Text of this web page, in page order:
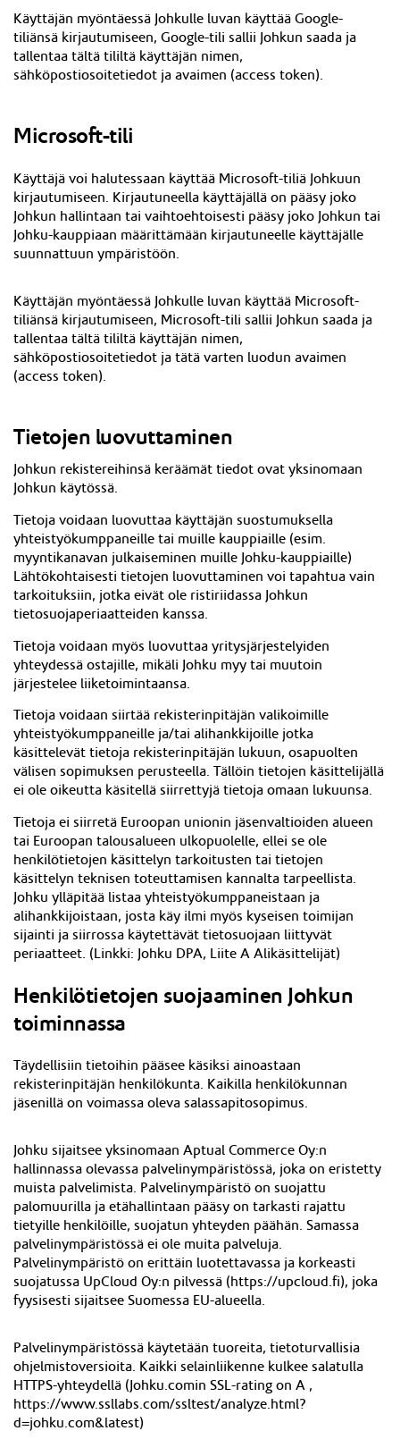
Käyttäjän myöntäessä Johkulle luvan käyttää Google-
tiliänsä kirjautumiseen, Google-tili sallii Johkun saada ja
tallentaa tältä tililtä käyttäjän nimen,
sähköpostiosoitetiedot ja avaimen (access token).
Microsoft-tili
Käyttäjä voi halutessaan käyttää Microsoft-tiliä Johkuun
kirjautumiseen. Kirjautuneella käyttäjällä on pääsy joko
Johkun hallintaan tai vaihtoehtoisesti pääsy joko Johkun tai
Johku-kauppiaan määrittämään kirjautuneelle käyttäjälle
suunnattuun ympäristöön.
Käyttäjän myöntäessä Johkulle luvan käyttää Microsoft-
tiliänsä kirjautumiseen, Microsoft-tili sallii Johkun saada ja
tallentaa tältä tililtä käyttäjän nimen,
sähköpostiosoitetiedot ja tätä varten luodun avaimen
(access token).
Tietojen luovuttaminen
Johkun rekistereihinsä keräämät tiedot ovat yksinomaan
Johkun käytössä.
Tietoja voidaan luovuttaa käyttäjän suostumuksella
yhteistyökumppaneille tai muille kauppiaille (esim.
myyntikanavan julkaiseminen muille Johku-kauppiaille)
Lähtökohtaisesti tietojen luovuttaminen voi tapahtua vain
tarkoituksiin, jotka eivät ole ristiriidassa Johkun
tietosuojaperiaatteiden kanssa.
Tietoja voidaan myös luovuttaa yritysjärjestelyiden
yhteydessä ostajille, mikäli Johku myy tai muutoin
järjestelee liiketoimintaansa.
Tietoja voidaan siirtää rekisterinpitäjän valikoimille
yhteistyökumppaneille ja/tai alihankkijoille jotka
käsittelevät tietoja rekisterinpitäjän lukuun, osapuolten
välisen sopimuksen perusteella. Tällöin tietojen käsittelijällä
ei ole oikeutta käsitellä siirrettyjä tietoja omaan lukuunsa.
Tietoja ei siirretä Euroopan unionin jäsenvaltioiden alueen
tai Euroopan talousalueen ulkopuolelle, ellei se ole
henkilötietojen käsittelyn tarkoitusten tai tietojen
käsittelyn teknisen toteuttamisen kannalta tarpeellista.
Johku ylläpitää listaa yhteistyökumppaneistaan ja
alihankkijoistaan, josta käy ilmi myös kyseisen toimijan
sijainti ja siirrossa käytettävät tietosuojaan liittyvät
periaatteet. (Linkki: Johku DPA, Liite A Alikäsittelijät)
Henkilötietojen suojaaminen Johkun
toiminnassa
Täydellisiin tietoihin pääsee käsiksi ainoastaan
rekisterinpitäjän henkilökunta. Kaikilla henkilökunnan
jäsenillä on voimassa oleva salassapitosopimus.
Johku sijaitsee yksinomaan Aptual Commerce Oy:n
hallinnassa olevassa palvelinympäristössä, joka on eristetty
muista palvelimista. Palvelinympäristö on suojattu
palomuurilla ja etähallintaan pääsy on tarkasti rajattu
tietyille henkilöille, suojatun yhteyden päähän. Samassa
palvelinympäristössä ei ole muita palveluja.
Palvelinympäristö on erittäin luotettavassa ja korkeasti
suojatussa UpCloud Oy:n pilvessä (https://upcloud.fi), joka
fyysisesti sijaitsee Suomessa EU-alueella.
Palvelinympäristössä käytetään tuoreita, tietoturvallisia
ohjelmistoversioita. Kaikki selainliikenne kulkee salatulla
HTTPS-yhteydellä (Johku.comin SSL-rating on A ,
https://www.ssllabs.com/ssltest/analyze.html?
d=johku.com&latest)